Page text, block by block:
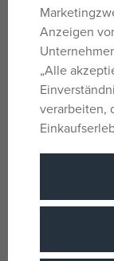
Philips AVENT
7,59 €
Anzeigen
„Alle
verarbeiten,